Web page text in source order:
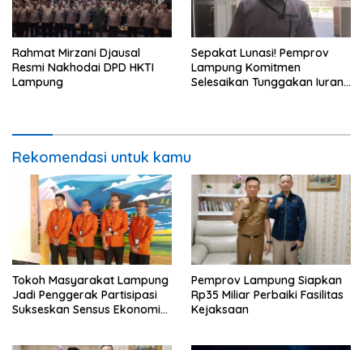
Rahmat Mirzani Djausal
Resmi Nakhodai DPD HKTI
Lampung
Sepakat Lunasi! Pemprov
Lampung Komitmen
Selesaikan Tunggakan Iuran
Rekomendasi untuk kamu
Tokoh Masyarakat Lampung
Jadi Penggerak Partisipasi
Sukseskan Sensus Ekonomi
Pemprov Lampung Siapkan
Rp35 Miliar Perbaiki Fasilitas
Kejaksaan